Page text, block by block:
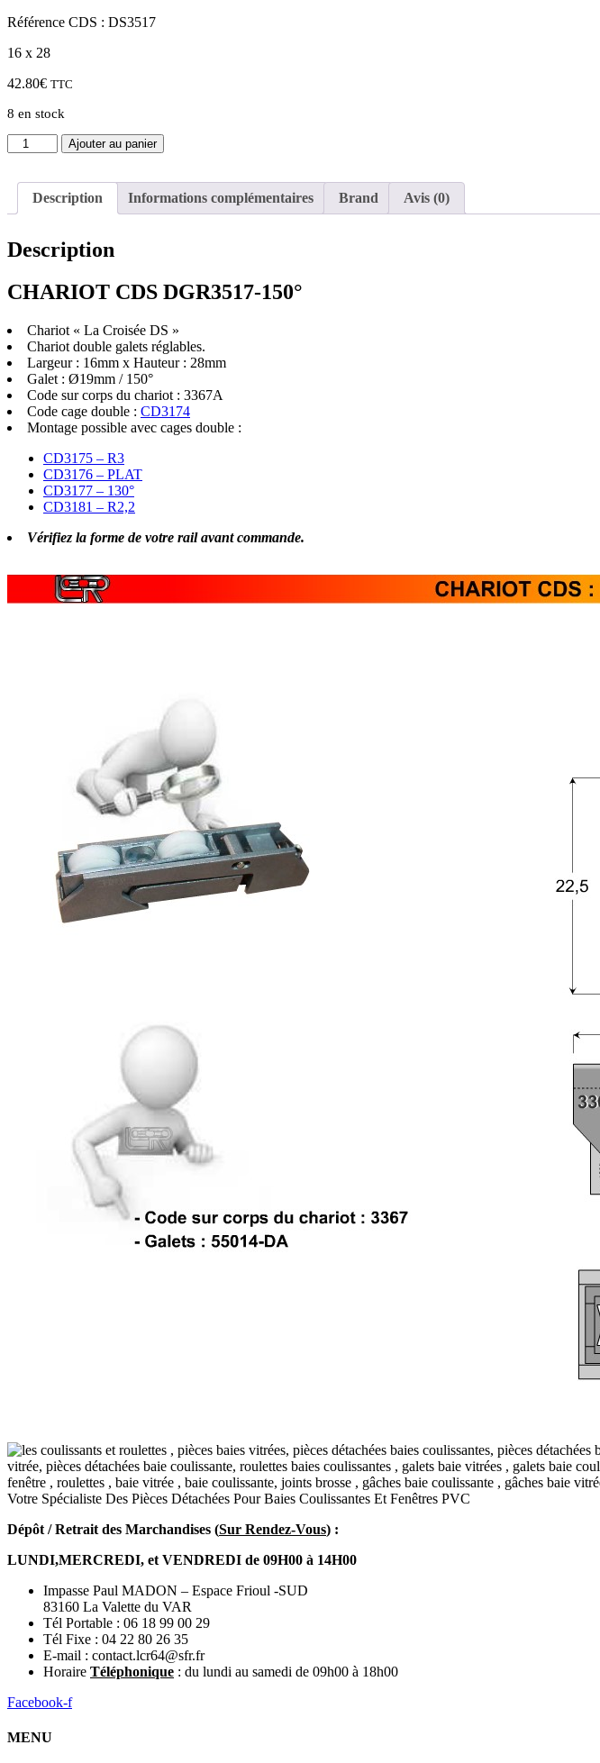
Référence CDS : DS3517
16 x 28
42.80€ TTC
8 en stock
quantité
de
CDS
DGR3517-
x
Ajouter au panier
Description Informations complémentaires Brand Avis (0)
Description
CHARIOT CDS DGR3517-150°
Chariot « La Croisée DS »
Chariot double galets réglables.
Largeur : 16mm x Hauteur : 28mm
Galet : Ø19mm / 150°
Code sur corps du chariot : 3367A
Code cage double : CD3174
Montage possible avec cages double :
CD3175 – R3
CD3176 – PLAT
CD3177 – 130°
CD3181 – R2,2
Vérifiez la forme de votre rail avant commande.
Votre Spécialiste Des Pièces Détachées Pour Baies Coulissantes Et Fenêtres PVC
Dépôt / Retrait des Marchandises (Sur Rendez-Vous) :
LUNDI,MERCREDI, et VENDREDI de 09H00 à 14H00
Impasse Paul MADON – Espace Frioul -SUD
83160 La Valette du VAR
Tél Portable : 06 18 99 00 29
Tél Fixe : 04 22 80 26 35
E-mail : contact.lcr64@sfr.fr
Horaire Téléphonique : du lundi au samedi de 09h00 à 18h00
Facebook-f
MENU